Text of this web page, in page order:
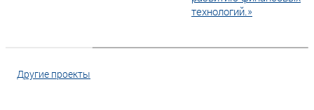
технологий.»
Другие проекты